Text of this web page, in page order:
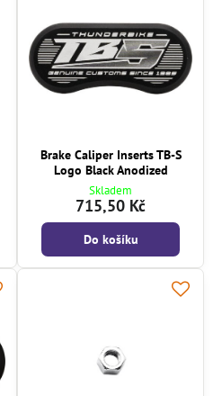
Brake Caliper Inserts TB-S
Logo Black Anodized
Skladem
715,50 Kč
Do košíku